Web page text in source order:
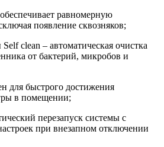
равномерную
появление сквозняков;
clean – автоматическая очистка
от бактерий, микробов и
для быстрого достижения
в помещении;
перезапуск системы с
при внезапном отключении